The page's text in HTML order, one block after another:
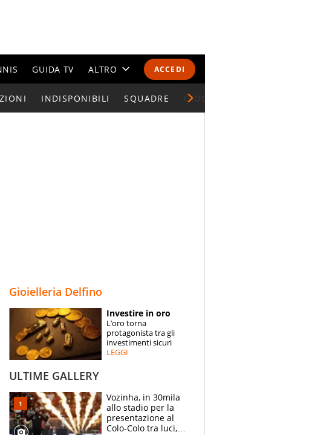
ACCEDI
GUIDA TV ALTRO
CALENDARI E CLASSIFICHE
ESPERTI
CONTATTI
INDISPONIBILI SQUADRE GIOCATORI SERIE A
Gioielleria Delfino
Investire in oro
L’oro torna
protagonista tra gli
investimenti sicuri
LEGGI
ULTIME GALLERY
Vozinha, in 30mila
allo stadio per la
presentazione al
Colo-Colo tra luci,